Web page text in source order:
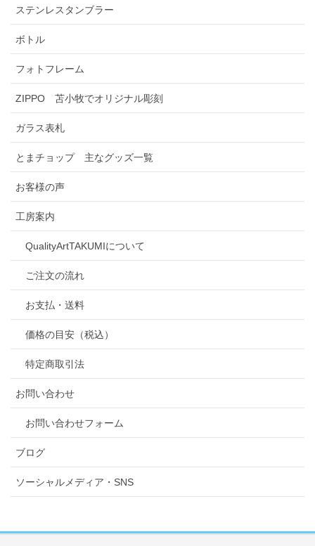
ステンレスタンブラー
ボトル
フォトフレーム
ZIPPO 苫小牧でオリジナル彫刻
ガラス表札
とまチョップ 主なグッズ一覧
お客様の声
工房案内
QualityArtTAKUMIについて
ご注文の流れ
お支払・送料
価格の目安（税込）
特定商取引法
お問い合わせ
お問い合わせフォーム
ブログ
ソーシャルメディア・SNS